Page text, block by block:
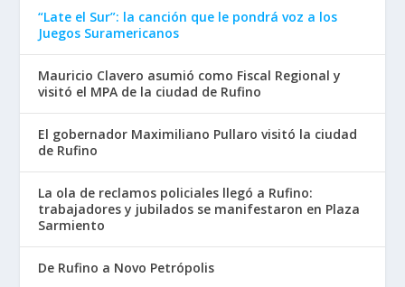
“Late el Sur”: la canción que le pondrá voz a los
Juegos Suramericanos
Mauricio Clavero asumió como Fiscal Regional y
visitó el MPA de la ciudad de Rufino
El gobernador Maximiliano Pullaro visitó la ciudad
de Rufino
La ola de reclamos policiales llegó a Rufino:
trabajadores y jubilados se manifestaron en Plaza
Sarmiento
De Rufino a Novo Petrópolis